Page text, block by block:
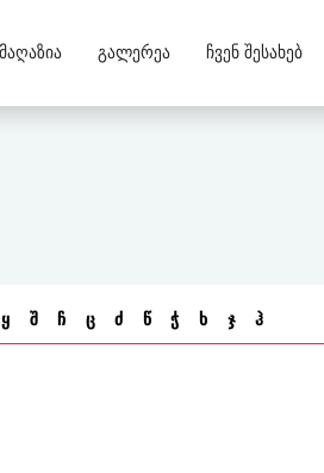
Მაღაზია Გალერეა Ჩვენ Შესახებ
ყ შ ჩ ც ძ წ ჭ ხ ჯ ჰ